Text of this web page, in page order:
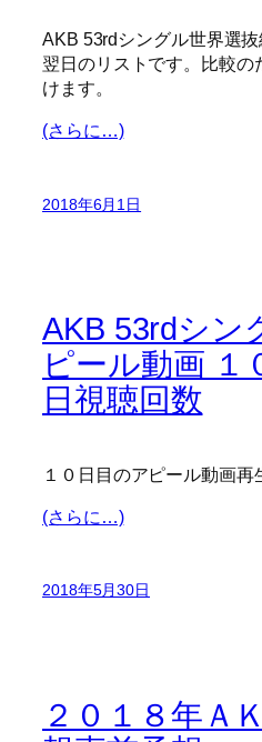
AKB 53rdシングル世界選
翌日のリストです。比較
けます。
(さらに…)
2018年6月1日
AKB 53rdシン
ピール動画 １
日視聴回数
１０日目のアピール動画再
(さらに…)
2018年5月30日
２０１８年Ａ